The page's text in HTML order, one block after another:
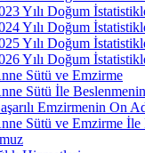
Yılı Doğum
Yılı Doğum
Yılı Doğum
Yılı Doğum
Sütü ve Emzirme
Sütü İle
Emzirmenin On
Sütü ve Emzirme